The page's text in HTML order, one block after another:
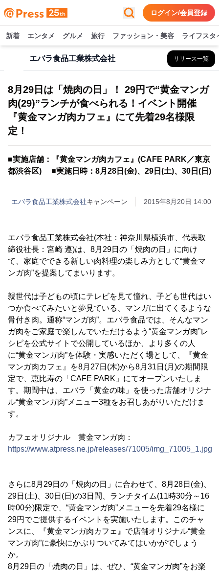
ログイン/会員登録
新着 エンタメ グルメ 旅行 ファッション・美容 ライフスタ
エバラ食品工業株式会社 リリース一覧
8月29日は「焼肉の日」！ 29円で“黄金マンガ
肉(29)”ランチが食べられる！イベント開催
『黄金マンガ肉カフェ』にて先着29名様限
定！
■実施店舗：『黄金マンガ肉カフェ』(CAFE PARK／東京
都渋谷区) ■実施日時：8月28日(金)、29日(土)、30日(日)
エバラ食品工業株式会社キャンペーン 2015年8月20日 14:00
エバラ食品工業株式会社(本社：神奈川県横浜市、代表取
締役社長：宮崎 遵)は、8月29日の「焼肉の日」に向け
て、家庭でできる新しい肉料理の楽しみ方として“黄金マ
ンガ肉”を提案してまいります。
親世代は子どもの頃にテレビを見て憧れ、子ども世代はい
つか食べてみたいと夢見ている、マンガに出てくるような
骨付き肉。通称“マンガ肉”。エバラ食品では、そんなマン
ガ肉をご家庭で楽しんでいただけるよう“黄金マンガ肉”レ
シピを公式サイトで公開しているほか、より多くの人
に“黄金マンガ肉”を体験・実感いただく場として、『黄金
マンガ肉カフェ』を8月27日(木)から8月31日(月)の期間限
定で、恵比寿の「CAFE PARK」にてオープンいたしま
す。期間中は、エバラ「黄金の味」を使った店舗オリジナ
ル“黄金マンガ肉”メニュー3種をお召しあがりいただけま
す。
カフェオリジナル 黄金マンガ肉：
https://www.atpress.ne.jp/releases/71005/img_71005_1.jpg
さらに8月29日の「焼肉の日」に合わせて、8月28日(金)、
29日(土)、30日(日)の3日間、ランチタイム(11時30分～16
時00分)限定で、“黄金マンガ肉”メニューを先着29名様に
29円でご提供するイベントを実施いたします。このチャ
ンスに、『黄金マンガ肉カフェ』で店舗オリジナル“黄金
マンガ肉”に豪快にかぶりついてみてはいかがでしょう
か。
8月29日の「焼肉の日」は、ぜひ、“黄金マンガ肉”をお楽